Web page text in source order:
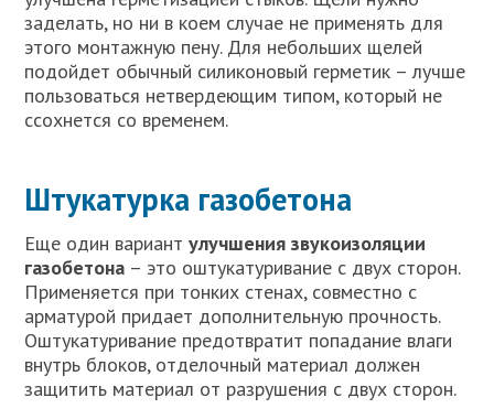
заделать, но ни в коем случае не применять для
этого монтажную пену. Для небольших щелей
подойдет обычный силиконовый герметик – лучше
пользоваться нетвердеющим типом, который не
ссохнется со временем.
Штукатурка газобетона
Еще один вариантулучшения звукоизоляции
газобетона – это оштукатуривание с двух сторон.
Применяется при тонких стенах, совместно с
арматурой придает дополнительную прочность.
Оштукатуривание предотвратит попадание влаги
внутрь блоков, отделочный материал должен
защитить материал от разрушения с двух сторон.